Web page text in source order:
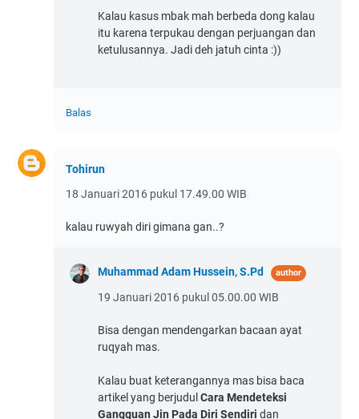
Kalau kasus mbak mah berbeda dong kalau
itu karena terpukau dengan perjuangan dan
ketulusannya. Jadi deh jatuh cinta :))
Balas
Tohirun
18 Januari 2016 pukul 17.49.00 WIB
kalau ruwyah diri gimana gan..?
Muhammad Adam Hussein, S.Pd
19 Januari 2016 pukul 05.00.00 WIB
Bisa dengan mendengarkan bacaan ayat
ruqyah mas.
Kalau buat keterangannya mas bisa baca
artikel yang berjudul Cara Mendeteksi
Gangguan Jin Pada Diri Sendiri dan